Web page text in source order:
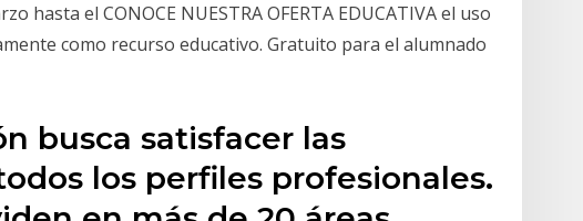
hasta el CONOCE NUESTRA OFERTA EDUCATIVA el uso
como recurso educativo. Gratuito para el alumnado
busca satisfacer las
los perfiles profesionales.